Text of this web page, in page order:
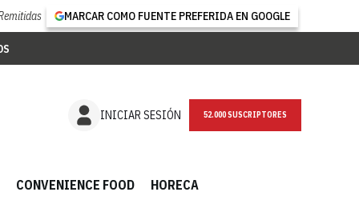
MARCAR COMO FUENTE PREFERIDA EN GOOGLE
INICIAR SESIÓN NEWSLETTER
CONVENIENCE FOOD HORECA